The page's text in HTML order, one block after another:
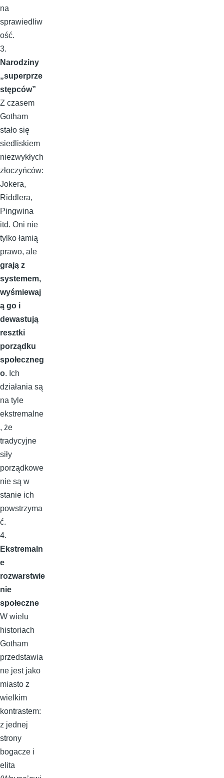
na
sprawiedliw
ość.
3.
Narodziny
„superprze
stępców”
Z czasem
Gotham
stało się
siedliskiem
niezwykłych
złoczyńców:
Jokera,
Riddlera,
Pingwina
itd. Oni nie
tylko łamią
prawo, ale
grają z
systemem,
wyśmiewaj
ą go i
dewastują
resztki
porządku
społeczneg
o. Ich
działania są
na tyle
ekstremalne
, że
tradycyjne
siły
porządkowe
nie są w
stanie ich
powstrzyma
ć.
4.
Ekstremaln
e
rozwarstwie
nie
społeczne
W wielu
historiach
Gotham
przedstawia
ne jest jako
miasto z
wielkim
kontrastem:
z jednej
strony
bogacze i
elita